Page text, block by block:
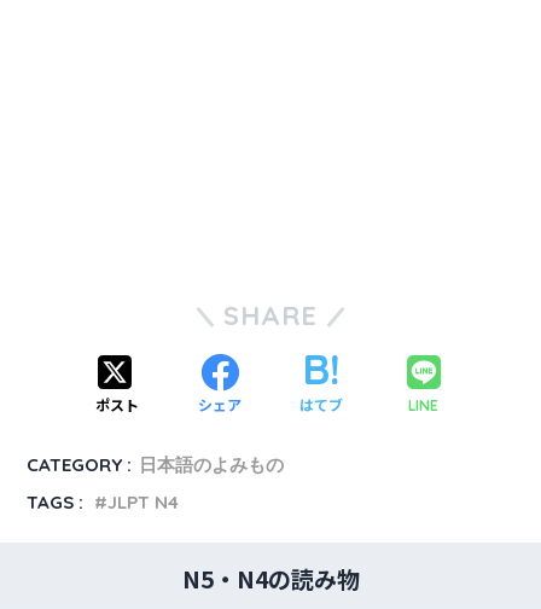
SHARE
ポスト シェア はてブ LINE
CATEGORY : 日本語のよみもの
TAGS :
JLPT N4
N5・N4の読み物